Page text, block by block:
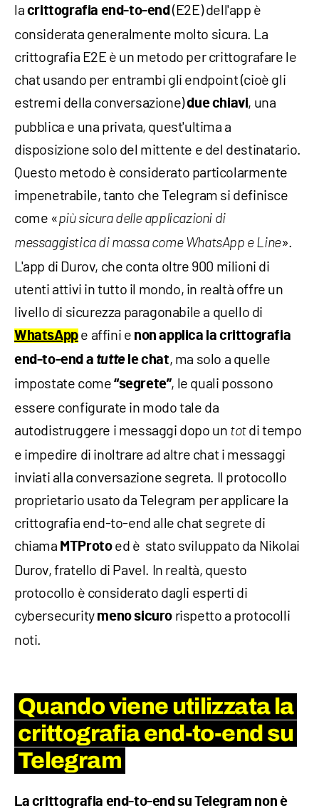
la crittografia end-to-end(E2E) dell'app è
considerata generalmente molto sicura. La
crittografia E2E è un metodo per crittografare le
chat usando per entrambi gli endpoint (cioè gli
estremi della conversazione)due chiavi, una
pubblica e una privata, quest'ultima a
disposizione solo del mittente e del destinatario.
Questo metodo è considerato particolarmente
impenetrabile, tanto che Telegram si definisce
come «più sicura delle applicazioni di
messaggistica di massa come WhatsApp e Line».
L'app di Durov, che conta oltre 900 milioni di
utenti attivi in tutto il mondo, in realtà offre un
livello di sicurezza paragonabile a quello di
WhatsAppe affini e non applica la crittografia
end-to-end a tuttele chat, ma solo a quelle
impostate come “segrete”, le quali possono
essere configurate in modo tale da
autodistruggere i messaggi dopo un totdi tempo
e impedire di inoltrare ad altre chat i messaggi
inviati alla conversazione segreta. Il protocollo
proprietario usato da Telegram per applicare la
crittografia end-to-end alle chat segrete di
chiama MTProtoed è stato sviluppato da Nikolai
Durov, fratello di Pavel. In realtà, questo
protocollo è considerato dagli esperti di
cybersecurity meno sicuro rispetto a protocolli
noti.
Quando viene utilizzata la
crittografia end-to-end su
Telegram
La crittografia end-to-end su Telegram non è